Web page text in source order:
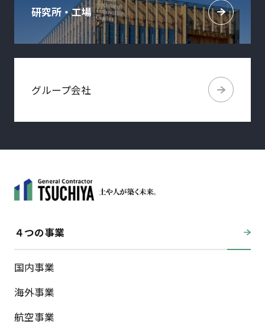
研究所・工場
グループ会社
４つの事業
国内事業
海外事業
航空事業